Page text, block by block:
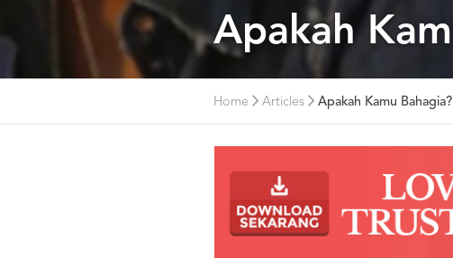
Apakah
Home Articles Apakah Kamu